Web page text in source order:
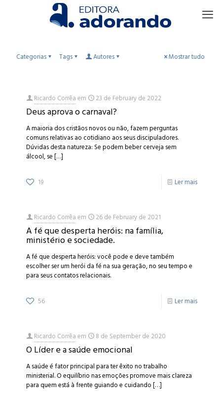
Categorias Tags Autores Mostrar tudo
Ricardo Corrêaem 23 de February de 2022
Deus aprova o carnaval?
A maioria dos cristãos novos ou não, fazem perguntas
comuns relativas ao cotidiano aos seus discipuladores.
Dúvidas desta natureza: Se podem beber cerveja sem
álcool, se[…]
19 Ler mais
Ricardo Corrêaem 26 de February de 2021
A fé que desperta heróis: na família,
ministério e sociedade.
A fé que desperta heróis: você pode e deve também
escolher ser um herói da fé na sua geração, no seu tempo e
para seus contatos relacionais.
56 Ler mais
Ricardo Corrêaem 8 de September de 2020
O Líder e a saúde emocional
A saúde é fator principal para ter êxito no trabalho
ministerial. O equilíbrio nas emoções promove mais clareza
para quem está à frente guiando e cuidando[…]